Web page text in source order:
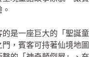
是一座巨大的「聖誕童
，賓客可持著仙境地圖